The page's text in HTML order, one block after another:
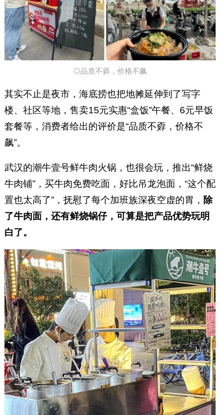
◎品质不孬，价格不飙
其实不止是夜市，海底捞也把地摊延伸到了写字
楼、社区等地，售卖15元实惠“盒饭”午餐、6元早饭
套餐等，消费者给出的评价是“品质不孬，价格不
飙”。
武汉的潮牛壹号鲜牛肉火锅，也很会玩，推出“鲜烧
牛肉铺”，买牛肉免费吃面，好比吊龙泡面，“这个配
置也太高了”，抚慰了每个加班族深夜空虚的胃， 除
了牛肉面，还有鲜烧锅仔，可算是把产品优势玩明
白了。